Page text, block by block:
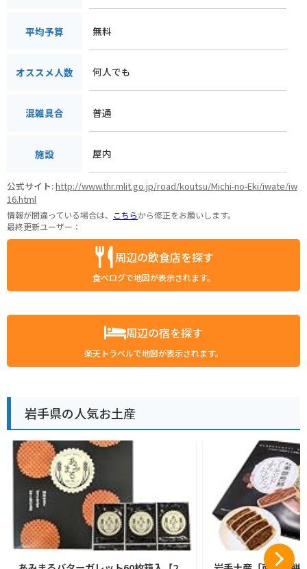
平均予算 無料
オススメ人数 何人でも
混雑具合 普通
施設 屋内
公式サイト:http://www.thr.mlit.go.jp/road/koutsu/Michi-no-Eki/iwate/iw
16.html
情報が間違っている場合は、 こちらから修正をお願いします。
最終更新ユーザー：
周辺の飲食店を探す
食べログで地図が表示されます。
周辺の宿を探す
楽天トラベルで地図が表示されます。
岩手県の人気お土産